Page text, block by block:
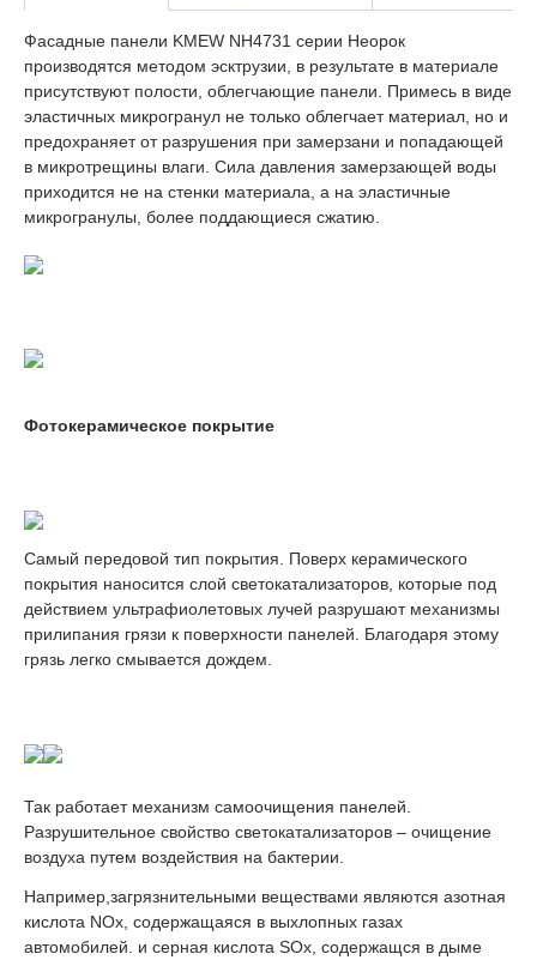
Фасадные панели KMEW NH4731 серии Неорок
производятся методом эсктрузии, в результате в материале
присутствуют полости, облегчающие панели. Примесь в виде
эластичных микрогранул не только облегчает материал, но и
предохраняет от разрушения при замерзани и попадающей
в микротрещины влаги. Сила давления замерзающей воды
приходится не на стенки материала, а на эластичные
микрогранулы, более поддающиеся сжатию.
Фотокерамическое покрытие
Самый передовой тип покрытия. Поверх керамического
покрытия наносится слой светокатализаторов, которые под
действием ультрафиолетовых лучей разрушают механизмы
прилипания грязи к поверхности панелей. Благодаря этому
грязь легко смывается дождем.
Так работает механизм самоочищения панелей.
Разрушительное свойство светокатализаторов – очищение
воздуха путем воздействия на бактерии.
Например,загрязнительными веществами являются азотная
кислота NOx, содержащаяся в выхлопных газах
автомобилей. и серная кислота SOx, содержащся в дыме